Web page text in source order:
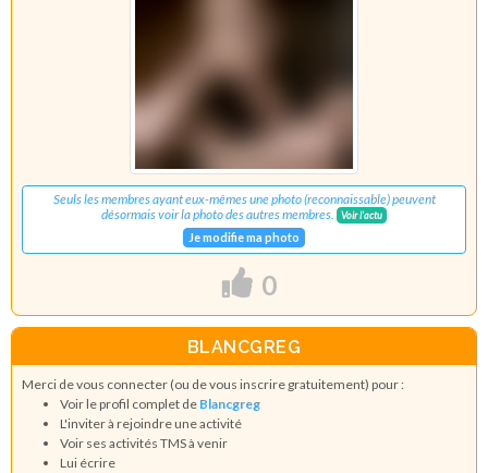
Seuls les membres ayant eux-mêmes une photo (reconnaissable) peuvent
désormais voir la photo des autres membres.
Voir l'actu
Je modifie ma photo
0
BLANCGREG
Merci de vous connecter (ou de vous inscrire gratuitement) pour :
Voir le profil complet de Blancgreg
L'inviter à rejoindre une activité
Voir ses activités TMS à venir
Lui écrire